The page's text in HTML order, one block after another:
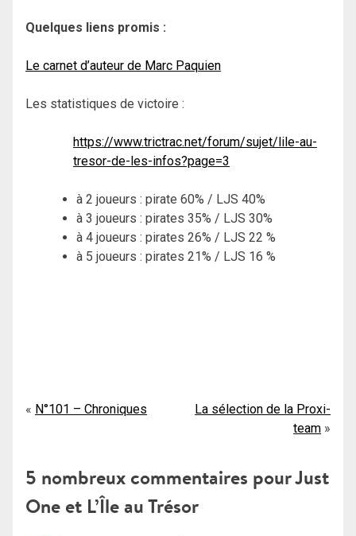
Quelques liens promis :
Le carnet d’auteur de Marc Paquien
Les statistiques de victoire :
https://www.trictrac.net/forum/sujet/lile-au-
tresor-de-les-infos?page=3
à 2 joueurs : pirate 60% / LJS 40%
à 3 joueurs : pirates 35% / LJS 30%
à 4 joueurs : pirates 26% / LJS 22 %
à 5 joueurs : pirates 21% / LJS 16 %
Navigation
l’article
N°101 – Chroniques
La sélection de la Proxi-
team
5 nombreux commentaires pourJust
One et L’Île au Trésor